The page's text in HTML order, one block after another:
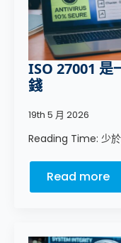
ISO 27001 是
錢
19th 5 月 2026
Reading Time: 少
Read more